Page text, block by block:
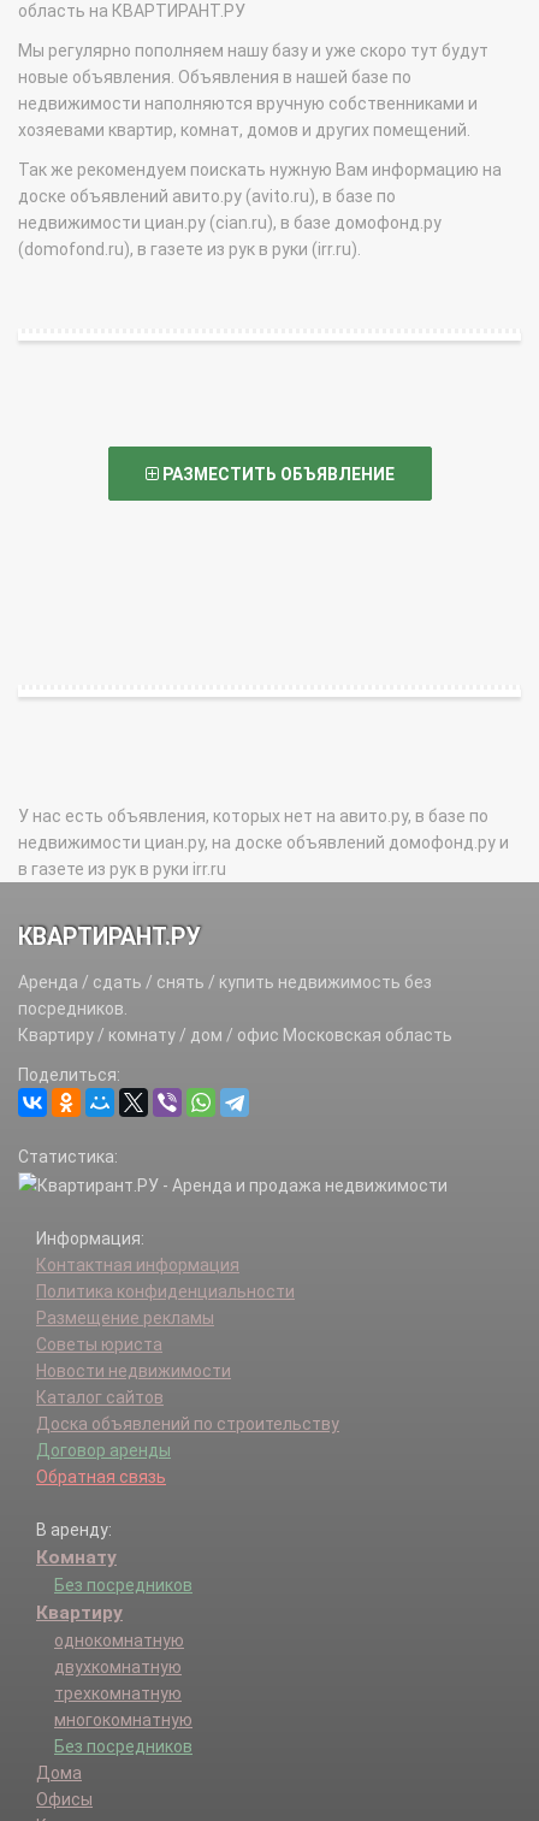
область на КВАРТИРАНТ.РУ
Мы регулярно пополняем нашу базу и уже скоро тут будут
новые объявления. Объявления в нашей базе по
недвижимости наполняются вручную собственниками и
хозяевами квартир, комнат, домов и других помещений.
Так же рекомендуем поискать нужную Вам информацию на
доске объявлений авито.ру (avito.ru), в базе по
недвижимости циан.ру (cian.ru), в базе домофонд.ру
(domofond.ru), в газете из рук в руки (irr.ru).
РАЗМЕСТИТЬ ОБЪЯВЛЕНИЕ
У нас есть объявления, которых нет на авито.ру, в базе по
недвижимости циан.ру, на доске объявлений домофонд.ру и
в газете из рук в руки irr.ru
КВАРТИРАНТ.РУ
Аренда / сдать / снять / купить недвижимость без
посредников.
Квартиру / комнату / дом / офис Московская область
Поделиться:
Статистика:
Информация:
Контактная информация
Политика конфиденциальности
Размещение рекламы
Советы юриста
Новости недвижимости
Каталог сайтов
Доска объявлений по строительству
Договор аренды
Обратная связь
В аренду:
Комнату
Без посредников
Квартиру
однокомнатную
двухкомнатную
трехкомнатную
многокомнатную
Без посредников
Дома
Офисы